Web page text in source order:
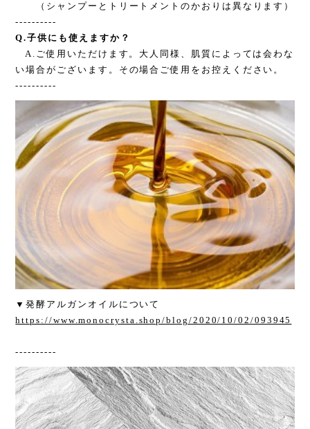
（シャンプーとトリートメントのかおりは異なります）
----------
Q.子供にも使えますか？
A.ご使用いただけます。大人同様、肌質によっては会わな
い場合がございます。その場合ご使用をお控えください。
----------
▼発酵アルガンオイルについて
https://www.monocrysta.shop/blog/2020/10/02/093945
----------